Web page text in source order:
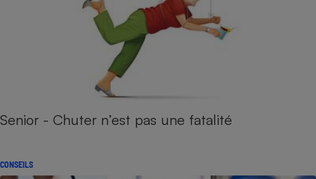
Senior - Chuter n’est pas une fatalité
CONSEILS